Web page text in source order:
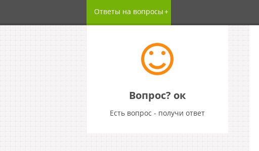
Ответы на вопросы
Вопрос? ок
Есть вопрос - получи ответ